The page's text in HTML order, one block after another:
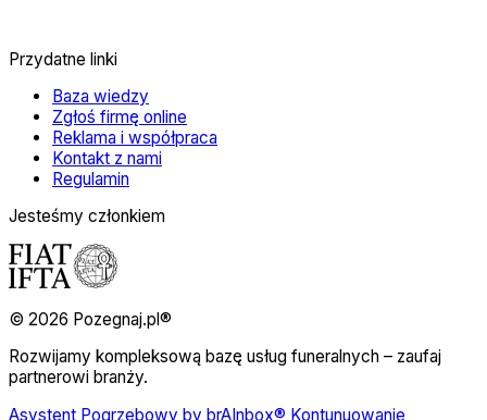
Przydatne linki
Baza wiedzy
Zgłoś firmę online
Reklama i współpraca
Kontakt z nami
Regulamin
Jesteśmy członkiem
© 2026 Pozegnaj.pl®
Rozwijamy kompleksową bazę usług funeralnych – zaufaj
partnerowi branży.
Asystent Pogrzebowy by brAInbox® Kontunuowanie